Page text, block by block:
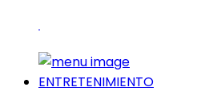
ENTRETENIMIENTO